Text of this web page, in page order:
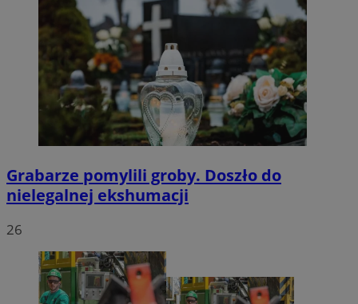
Grabarze pomylili groby. Doszło do
nielegalnej ekshumacji
26